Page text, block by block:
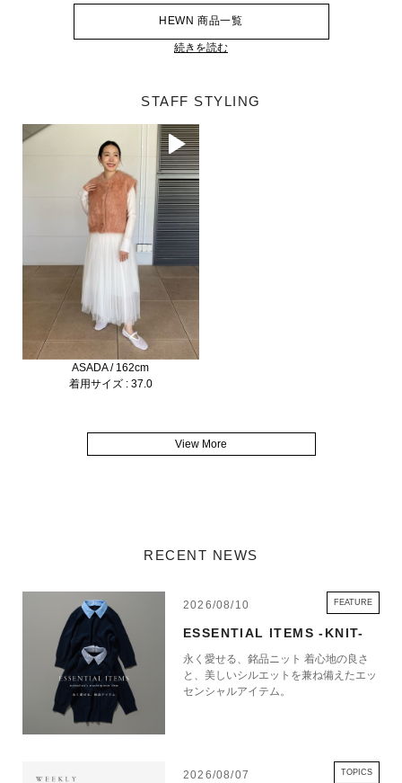
HEWN 商品一覧
続きを読む
STAFF STYLING
ASADA / 162cm
着用サイズ : 37.0
View More
RECENT NEWS
2026/08/10 FEATURE
ESSENTIAL ITEMS -KNIT-
永く愛せる、銘品ニット 着心地の良さ
と、美しいシルエットを兼ね備えたエッ
センシャルアイテム。
2026/08/07 TOPICS